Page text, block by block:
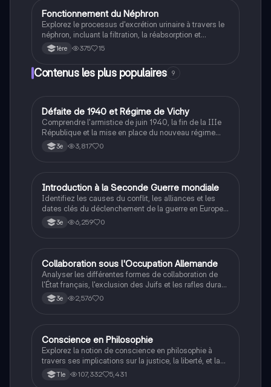
la vaccination.
SVT
Fonctionnement du Néphron
Explorez le processus d'excrétion urinaire à travers le
néphron, incluant la filtration, la réabsorption et
l'excrétion. Ce document présente les structures clés
du système urinaire, les rôles des glandes surrénales
et l'importance de l'homéostasie. Type : résumé de
biologie.
1ère 375 15
Contenus les plus populaires 9
DHistoire
Défaite de 1940 et Régime de Vichy
Comprendre l'armistice de juin 1940, la fin de la IIIe
République et la mise en place du nouveau régime
autoritaire de Philippe Pétain.
3e 3,817 0
IHistoire
Introduction à la Seconde Guerre mondiale
Identifiez les causes du conflit, les alliances et les
dates clés du déclenchement de la guerre en Europe
et dans le Pacifique.
3e 6,259 0
CHistoire
Collaboration sous l'Occupation Allemande
Analyser les différentes formes de collaboration de
l'État français, l'exclusion des Juifs et les rafles durant
la Seconde Guerre mondiale.
3e 2,576 0
Philosophie
Conscience en Philosophie
Explorez la notion de conscience en philosophie à
travers ses implications sur la justice, la liberté, et la
connaissance. Cette fiche de révision aborde les
débats philosophiques sur la conscience, le cogito, et
Tle 107,332 5,431